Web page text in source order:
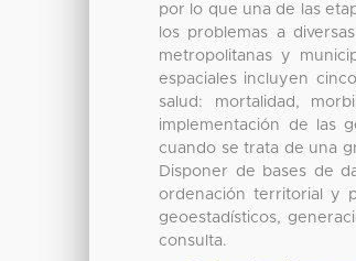
por lo que una de las
los problemas a
metropolitanas y
espaciales incluyen
salud: mortalidad,
implementación de las
cuando se trata de una
Disponer de bases de
ordenación territorial y
geoestadísticos,
consulta.